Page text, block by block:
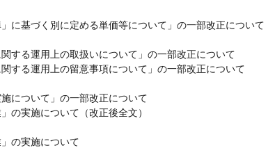
に基づく別に定める単価等について」の一部改正について
する運用上の取扱いについて」の一部改正について
する運用上の留意事項について」の一部改正について
について」の一部改正について
の実施について（改正後全文）
の実施について